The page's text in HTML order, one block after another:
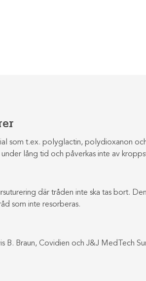
som t.ex. polyglactin, polydioxanon
lång tid och påverkas inte av
där tråden inte ska tas bort.
som inte resorberas.
B. Braun, Covidien och J&J MedTech